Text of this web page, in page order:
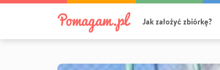
Jak założyć zbiórkę?